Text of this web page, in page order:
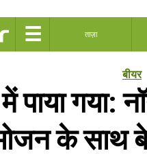
☰ ताज़ा
बीयर
पाया गया:
के साथ